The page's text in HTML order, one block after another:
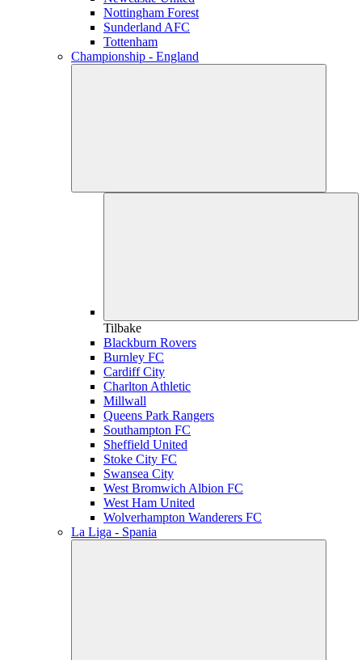
Nottingham Forest
Sunderland AFC
Tottenham
Championship - England
Tilbake
Blackburn Rovers
Burnley FC
Cardiff City
Charlton Athletic
Millwall
Queens Park Rangers
Southampton FC
Sheffield United
Stoke City FC
Swansea City
West Bromwich Albion FC
West Ham United
Wolverhampton Wanderers FC
La Liga - Spania